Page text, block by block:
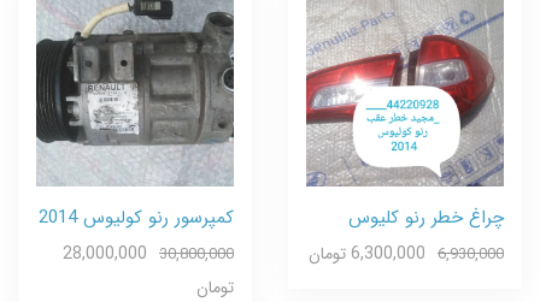
چراغ خطر رنو کلیوس
6,930,000 6,300,000 تومان
کمپرسور رنو کولیوس 2014
30,800,000
28,000,000
تومان